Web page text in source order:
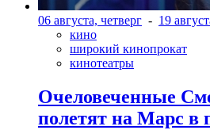
06 августа, четверг - 19
кино
широкий кинопрокат
кинотеатры
Очеловеченные
полетят на Марс в